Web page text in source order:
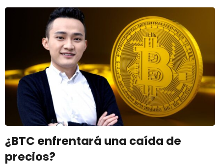
¿BTC enfrentará una caída de
precios?